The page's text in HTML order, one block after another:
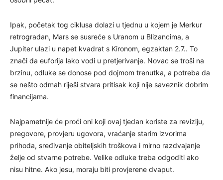
Ipak, početak tog ciklusa dolazi u tjednu u kojem je Merkur
retrogradan, Mars se susreće s Uranom u Blizancima, a
Jupiter ulazi u napet kvadrat s Kironom, egzaktan 2.7.. To
znači da euforija lako vodi u pretjerivanje. Novac se troši na
brzinu, odluke se donose pod dojmom trenutka, a potreba da
se nešto odmah riješi stvara pritisak koji nije saveznik dobrim
financijama.
Najpametnije će proći oni koji ovaj tjedan koriste za reviziju,
pregovore, provjeru ugovora, vraćanje starim izvorima
prihoda, sređivanje obiteljskih troškova i mirno razdvajanje
želje od stvarne potrebe. Velike odluke treba odgoditi ako
nisu hitne. Ako jesu, moraju biti provjerene dvaput.